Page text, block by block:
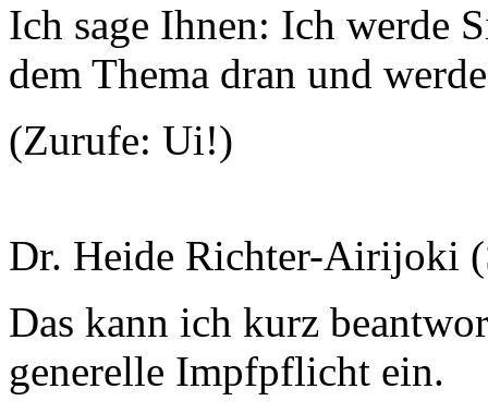
Ich sage Ihnen: Ich werde
dem Thema dran und
(Zurufe: Ui!)
Dr. Heide Richter-Airijoki
Das kann ich kurz
generelle Impfpflicht ein.